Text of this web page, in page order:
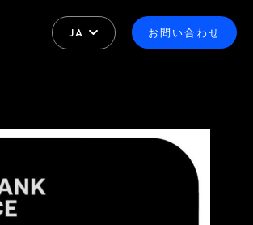
JA お問い合わせ